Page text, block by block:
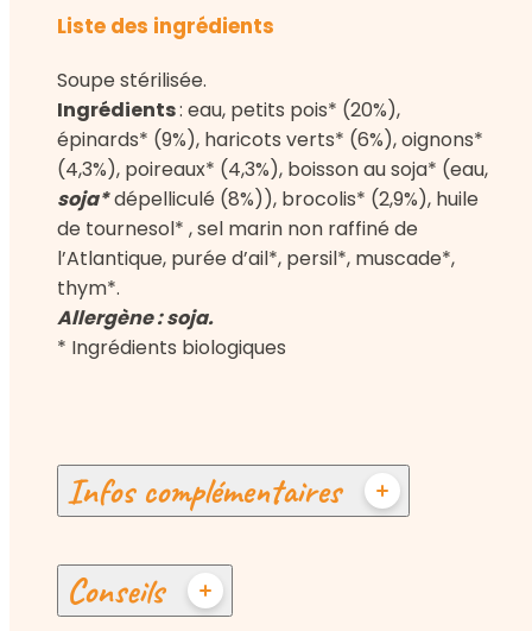
Liste des ingrédients
Soupe stérilisée.
Ingrédients: eau, petits pois* (20%),
épinards* (9%), haricots verts* (6%), oignons*
(4,3%), poireaux* (4,3%), boisson au soja* (eau,
soja*dépelliculé (8%)), brocolis* (2,9%), huile
de tournesol* , sel marin non raffiné de
l’Atlantique, purée d’ail*, persil*, muscade*,
thym*.
Allergène : soja.
* Ingrédients biologiques
Infos complémentaires
Conseils